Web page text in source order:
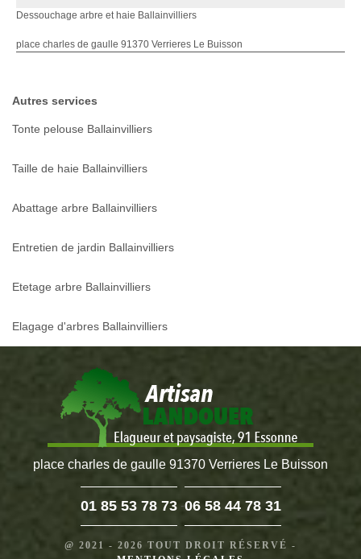
Dessouchage arbre et haie Ballainvilliers
place charles de gaulle 91370 Verrieres Le Buisson
Autres services
Tonte pelouse Ballainvilliers
Taille de haie Ballainvilliers
Abattage arbre Ballainvilliers
Entretien de jardin Ballainvilliers
Etetage arbre Ballainvilliers
Elagage d'arbres Ballainvilliers
place charles de gaulle 91370 Verrieres Le Buisson
01 85 53 78 73 -06 58 44 78 31
@ 2021 - 2026 TOUT DROIT RÉSERVÉ -